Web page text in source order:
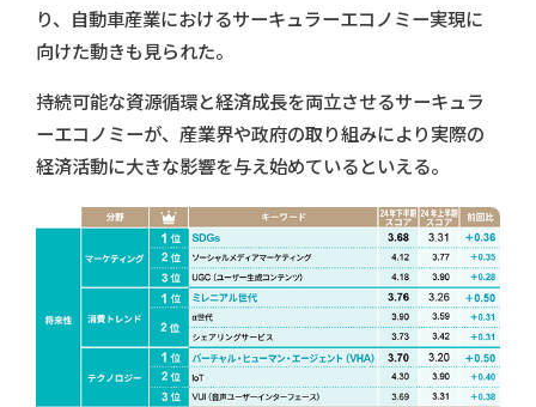
り、自動車産業におけるサーキュラーエコノミー実現に
向けた動きも見られた。
持続可能な資源循環と経済成長を両立させるサーキュラ
ーエコノミーが、産業界や政府の取り組みにより実際の
経済活動に大きな影響を与え始めているといえる。